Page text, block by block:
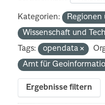
Kategorien:
Wissenschaft und
Tags:
opendata
Amt für
Ergebnisse filtern